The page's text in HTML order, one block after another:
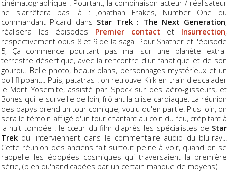
cinématographique ! Pourtant, la combinaison acteur / réalisateur
ne s'arrêtera pas là : Jonathan Frakes, Number One du
commandant Picard dans Star Trek : The Next Generation,
réalisera les épisodes Premier contact et Insurrection,
respectivement opus 8 et 9 de la saga. Pour Shatner et l'épisode
5, Ça commence pourtant pas mal sur une planète extra-
terrestre désertique, avec la rencontre d'un fanatique et de son
gourou. Belle photo, beaux plans, personnages mystérieux et un
poil flippant... Puis, patatras : on retrouve Kirk en train d'escalader
le Mont Yosemite, assisté par Spock sur des aéro-glisseurs, et
Bones qui le surveille de loin, frôlant la crise cardiaque. La réunion
des papys prend un tour comique, voulu qu'en partie. Plus loin, on
sera le témoin affligé d'un tour chantant au coin du feu, crépitant à
la nuit tombée : le cœur du film d'après les spécialistes de Star
Trek qui interviennent dans le commentaire audio du blu-ray...
Cette réunion des anciens fait surtout peine à voir, quand on se
rappelle les épopées cosmiques qui traversaient la première
série, (bien qu'handicapées par un certain manque de moyens).